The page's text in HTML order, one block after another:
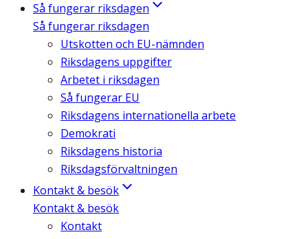
Så fungerar riksdagen
Så fungerar riksdagen
Utskotten och EU-nämnden
Riksdagens uppgifter
Arbetet i riksdagen
Så fungerar EU
Riksdagens internationella arbete
Demokrati
Riksdagens historia
Riksdagsförvaltningen
Kontakt & besök
Kontakt & besök
Kontakt